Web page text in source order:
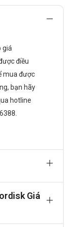
tháo đường typ 2 :
mà bệnh nhân có thể
thể dùng liều 1,2-
với metformin
có giải pháp điều trị
giá
điều
mua được
bạn hãy
hotline
Giá